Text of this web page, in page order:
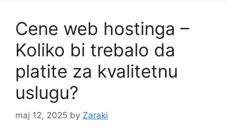
Cene web hostinga –
Koliko bi trebalo da
platite za kvalitetnu
uslugu?
maj 12, 2025 by Zaraki